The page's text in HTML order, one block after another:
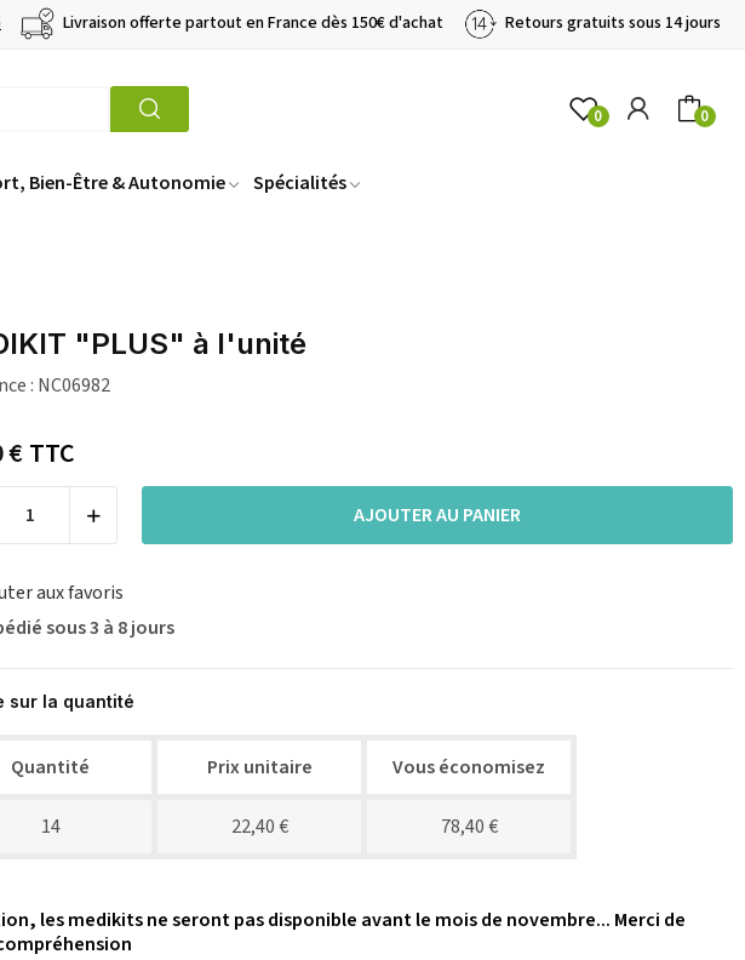
Livraison offerte partout en France dès 150€ d'achat Retours gratuits sous 14 jours
0 0
Bien-Être & Autonomie Spécialités
"PLUS" à l'unité
: NC06982
€TTC
AJOUTER AU PANIER
aux favoris
sous 3 à 8 jours
sur la quantité
Quantité Prix unitaire Vous économisez
14 22,40 € 78,40 €
les medikits ne seront pas disponible avant le mois de novembre... Merci de